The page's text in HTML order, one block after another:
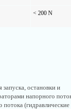
< 200 N
остановки и
напорного
потока (гидравлические